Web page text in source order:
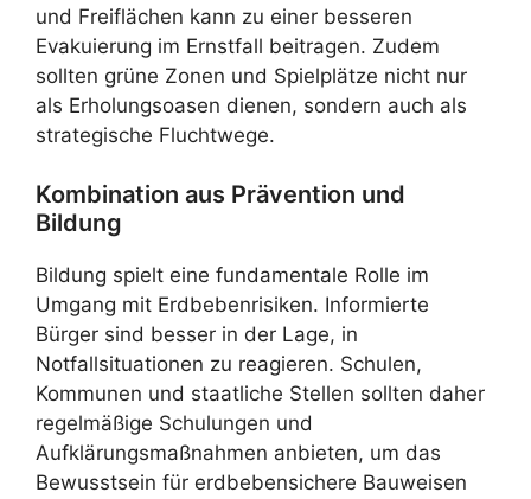
und Freiflächen kann zu einer besseren
Evakuierung im Ernstfall beitragen. Zudem
sollten grüne Zonen und Spielplätze nicht nur
als Erholungsoasen dienen, sondern auch als
strategische Fluchtwege.
Kombination aus Prävention und
Bildung
Bildung spielt eine fundamentale Rolle im
Umgang mit Erdbebenrisiken. Informierte
Bürger sind besser in der Lage, in
Notfallsituationen zu reagieren. Schulen,
Kommunen und staatliche Stellen sollten daher
regelmäßige Schulungen und
Aufklärungsmaßnahmen anbieten, um das
Bewusstsein für erdbebensichere Bauweisen